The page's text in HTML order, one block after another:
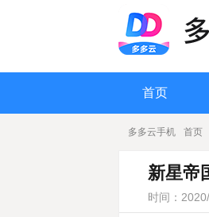
首页
多多云手机 首页
新星帝
时间：